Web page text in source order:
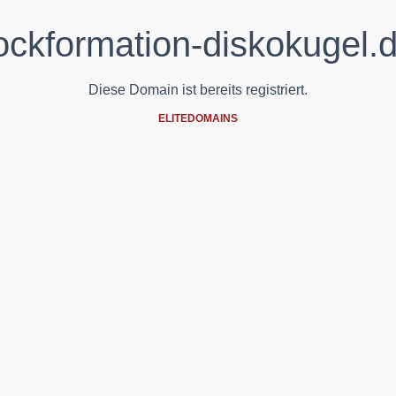
Diese Domain ist bereits registriert.
ELITEDOMAINS